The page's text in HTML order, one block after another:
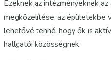
Ezeknek az intézményeknek
megközelítése, az épületekbe
lehetővé tenné, hogy ők is
hallgatói közösségnek.